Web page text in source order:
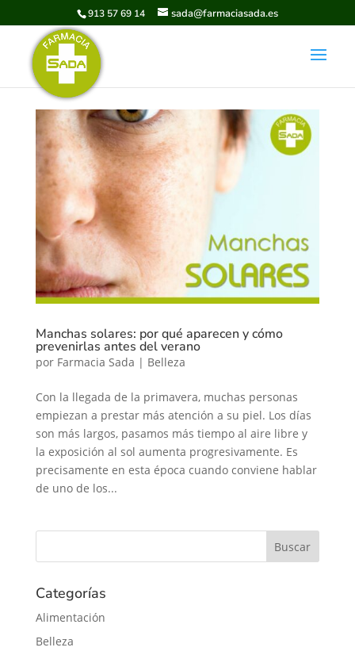
913 57 69 14 sada@farmaciasada.es
Manchas solares: por qué aparecen y cómo
prevenirlas antes del verano
por Farmacia Sada | Belleza
Con la llegada de la primavera, muchas personas
empiezan a prestar más atención a su piel. Los días
son más largos, pasamos más tiempo al aire libre y
la exposición al sol aumenta progresivamente. Es
precisamente en esta época cuando conviene hablar
de uno de los...
Categorías
Alimentación
Belleza